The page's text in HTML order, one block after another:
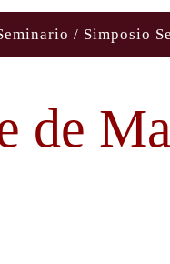
/ Simposio
de